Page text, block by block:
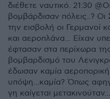
διέθετε ναυτικό. 21:30
βομβάρδισαν πόλεις..? Οι
την εισβολή οι Γερμανοί
και αεροπλάνα... Είχαν
έφτασαν στα περίχωρα
βομβαρδισμό του
έδωσαν καμία
υπόψη...καμία? Όπως
γη καίγεται